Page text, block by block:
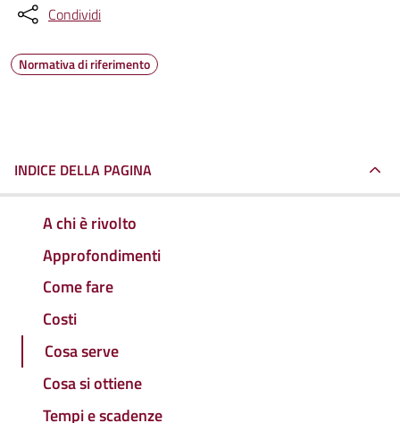
Condividi
Normativa di riferimento
INDICE DELLA PAGINA
A chi è rivolto
Approfondimenti
Come fare
Costi
Cosa serve
Cosa si ottiene
Tempi e scadenze